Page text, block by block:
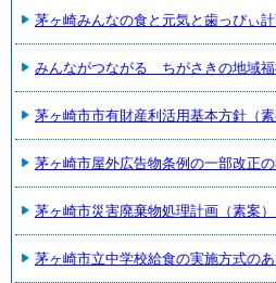
茅ヶ崎みんなの食と元気と歯っぴぃ計
みんながつながる ちがさきの地域福
茅ヶ崎市市有財産利活用基本方針（素
茅ヶ崎市屋外広告物条例の一部改正
茅ヶ崎市災害廃棄物処理計画（素案）
茅ヶ崎市立中学校給食の実施方式のあ